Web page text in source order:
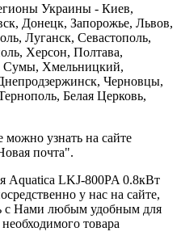
Украины - Киев,
Донецк, Запорожье, Львов,
Луганск, Севастополь,
Херсон, Полтава,
Сумы, Хмельницкий,
Черновцы,
Белая Церковь,
узнать на сайте
почта".
Aquatica LKJ-800PA 0.8кВт
у нас на сайте,
с Нами любым удобным для
товара